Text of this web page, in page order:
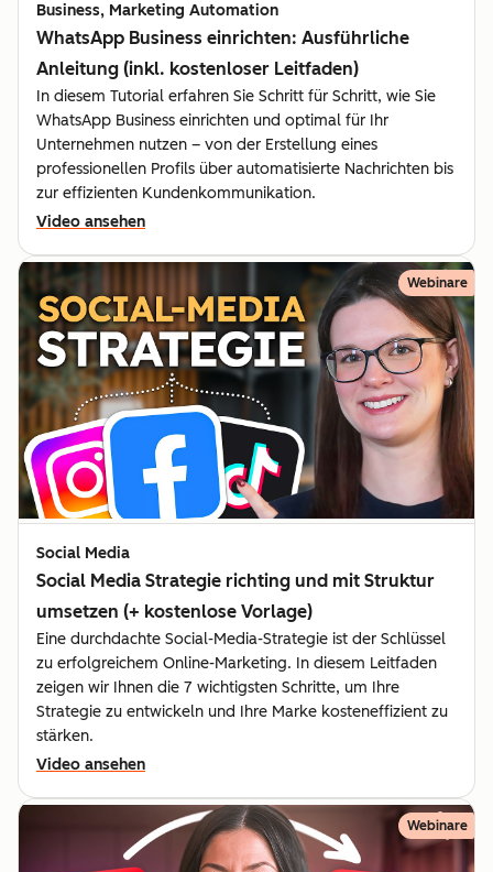
Business, Marketing Automation
WhatsApp Business einrichten: Ausführliche
Anleitung (inkl. kostenloser Leitfaden)
In diesem Tutorial erfahren Sie Schritt für Schritt, wie Sie
WhatsApp Business einrichten und optimal für Ihr
Unternehmen nutzen – von der Erstellung eines
professionellen Profils über automatisierte Nachrichten bis
zur effizienten Kundenkommunikation.
Video ansehen
Webinare
Social Media
Social Media Strategie richting und mit Struktur
umsetzen (+ kostenlose Vorlage)
Eine durchdachte Social-Media-Strategie ist der Schlüssel
zu erfolgreichem Online-Marketing. In diesem Leitfaden
zeigen wir Ihnen die 7 wichtigsten Schritte, um Ihre
Strategie zu entwickeln und Ihre Marke kosteneffizient zu
stärken.
Video ansehen
Webinare